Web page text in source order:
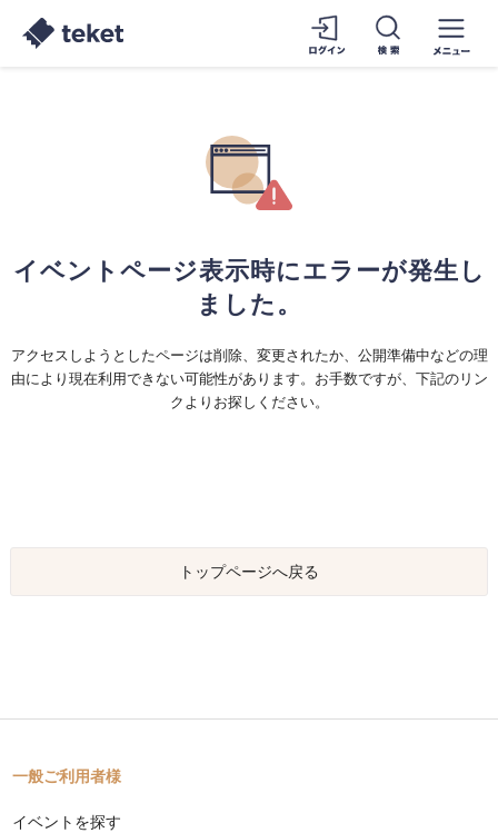
イベントページ表示時にエラーが発生し
ました。
アクセスしようとしたページは削除、変更されたか、公開準備中などの理
由により現在利用できない可能性があります。お手数ですが、下記のリン
クよりお探しください。
トップページへ戻る
一般ご利用者様
イベントを探す